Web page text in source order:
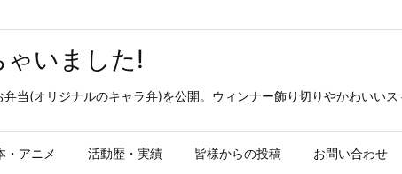
いました!
当(オリジナルのキャラ弁)を公開。ウィンナー飾り切りやかわいい
・アニメ 活動歴・実績 皆様からの投稿 お問い合わせ